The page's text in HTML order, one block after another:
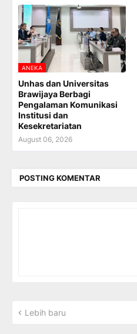
ANEKA
Unhas dan Universitas
Brawijaya Berbagi
Pengalaman Komunikasi
Institusi dan
Kesekretariatan
August 06, 2026
POSTING KOMENTAR
Lebih baru